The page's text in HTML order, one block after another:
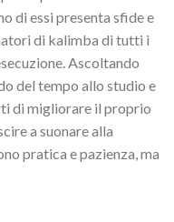
di essi presenta sfide e
di kalimba di tutti i
Ascoltando
del tempo allo studio e
di migliorare il proprio
a suonare alla
pratica e pazienza, ma